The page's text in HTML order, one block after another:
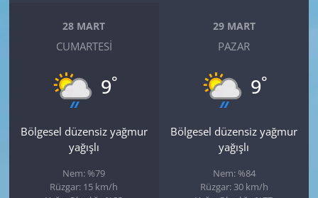
28 MART
CUMARTESI
9°
Bölgesel düzensiz yağmur
yağışlı
Nem: %79
Rüzgar: 15 km/h
29 MART
PAZAR
9°
Bölgesel düzensiz yağmur
yağışlı
Nem: %84
Rüzgar: 30 km/h